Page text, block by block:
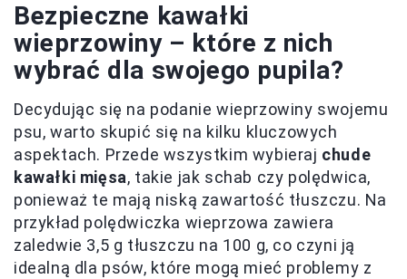
Bezpieczne kawałki
wieprzowiny – które z nich
wybrać dla swojego pupila?
Decydując się na podanie wieprzowiny swojemu
psu, warto skupić się na kilku kluczowych
aspektach. Przede wszystkim wybieraj chude
kawałki mięsa, takie jak schab czy polędwica,
ponieważ te mają niską zawartość tłuszczu. Na
przykład polędwiczka wieprzowa zawiera
zaledwie 3,5 g tłuszczu na 100 g, co czyni ją
idealną dla psów, które mogą mieć problemy z